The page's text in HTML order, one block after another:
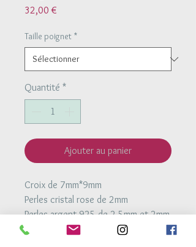
32,00 €
Taille poignet *
Quantité *
Ajouter au panier
Croix de 7mm*9mm
Perles cristal rose de 2mm
Perles argent 925 de 2.5mm et 2mm
Bracelet monté sur un lien coulissant